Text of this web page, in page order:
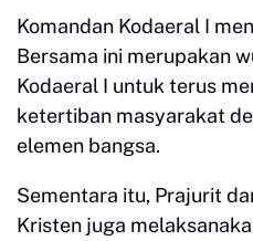
Komandan Kodaeral I
Bersama ini merupakan
Kodaeral I untuk terus
ketertiban masyarakat
elemen bangsa.
Sementara itu, Prajurit
Kristen juga